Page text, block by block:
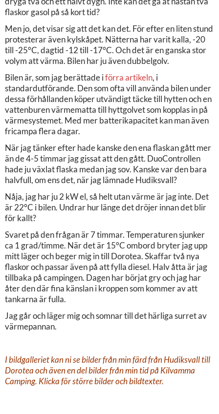
flaskor gasol på så kort tid?
Men jo, det visar sig att det kan det. För efter en liten stund
protesterar även kylskåpet. Nätterna har varit kalla, -20
till -25°C, dagtid -12 till -17°C. Och det är en ganska stor
volym att värma. Bilen har ju även dubbelgolv.
Bilen är, som jag berättade iförra artikeln, i
standardutförande. Den som ofta vill använda bilen under
dessa förhållanden köper utvändigt täcke till hytten och en
vattenburen värmematta till hyttgolvet som kopplas in på
värmesystemet. Med mer batterikapacitet kan man även
fricampa flera dagar.
När jag tänker efter hade kanske den ena flaskan gått mer
än de 4-5 timmar jag gissat att den gått. DuoControllen
hade ju växlat flaska medan jag sov. Kanske var den bara
halvfull, om ens det, när jag lämnade Hudiksvall?
Nåja, jag har ju 2 kW el, så helt utan värme är jag inte. Det
är 22°C i bilen. Undrar hur länge det dröjer innan det blir
för kallt?
Svaret på den frågan är 7 timmar. Temperaturen sjunker
ca 1 grad/timme. När det är 15°C ombord bryter jag upp
mitt läger och beger mig in till Dorotea. Skaffar två nya
flaskor och passar även på att fylla diesel. Halv åtta är jag
tillbaka på campingen. Dagen har börjat gry och jag har
åter den där fina känslan i kroppen som kommer av att
tankarna är fulla.
Jag går och läger mig och somnar till det härliga surret av
värmepannan.
I bildgalleriet kan ni se bilder från min färd från Hudiksvall till
Dorotea och även en del bilder från min tid på Kilvamma
Camping. Klicka för större bilder och bildtexter.